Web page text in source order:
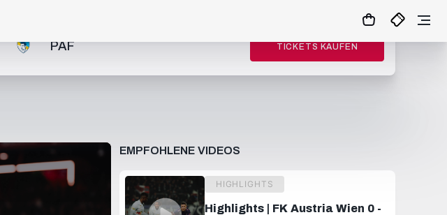
PAF TICKETS KAUFEN
EMPFOHLENE VIDEOS
HIGHLIGHTS
Highlights | FK Austria Wien 0 -